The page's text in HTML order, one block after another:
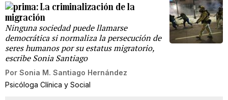
La criminalización de la
migración
Ninguna sociedad puede llamarse
democrática si normaliza la persecución de
seres humanos por su estatus migratorio,
escribe Sonia Santiago
Por Sonia M. Santiago Hernández
Psicóloga Clínica y Social